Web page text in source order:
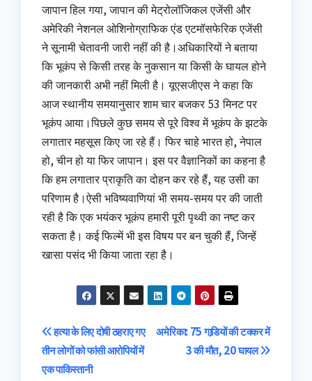
जापान हिल गया, जापान की मेट्रोलॉजिकल एजेंसी और
अमेरिकी नेशनल ओशिनोग्राफिक एंड एटमॉसफेरिक एजेंसी
ने सूनामी चेतावनी जारी नहीं की है।अधिकारियों ने बताया
कि भूकंप से किसी तरह के नुकसान या किसी के घायल होने
की जानकारी अभी नहीं मिली है। यूएसजीएस ने कहा कि
आज स्थानीय समयानुसार शाम चार बजकर 53 मिनट पर
भूकंप आया।पिछले कुछ समय से पूरे विश्‍व में भूकंप के झटके
लगातार महसूस किए जा रहे हैं। फिर चाहे भारत हो, नेपाल
हो, चीन हो या फिर जापान। इस पर वैज्ञानिकों का कहना है
कि हम लगातार प्राकृति का दोहन कर रहे हैं, यह उसी का
परिणाम है।ऐसी भविष्‍यवाणियां भी समय-समय पर की जाती
रही है कि एक भयंकर भूकंप हमारी पूरी पृथ्‍वी का नष्‍ट कर
सकता है। कई फिल्‍में भी इस विषय पर बन चुकी हैं, जिन्‍हें
खासा पसंद भी किया जाता रहा है।
Post
navigation
अमेरिका: 75 गाडि़यों की टक्कर में
3 की मौत, 20 घायल
हत्या के लिए दोषी ठहराए गए
तीन लोगों को फांसी आरोपियों में
एक पाकिस्तानी